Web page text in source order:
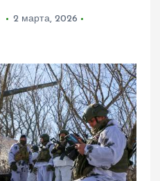
2 марта, 2026